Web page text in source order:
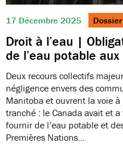
17 Décembre 2025 Dossier
Droit à l’eau |
de l’eau potable
Deux recours collectifs
négligence envers des
Manitoba et ouvrent la voie
tranché : le Canada avait et
fournir de l’eau potable et
Premières Nations…